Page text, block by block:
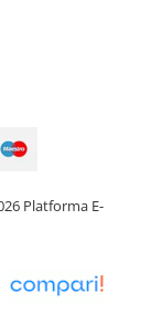
Platforma E-